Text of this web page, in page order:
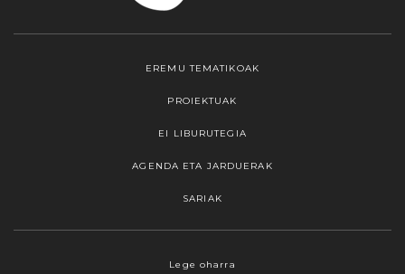
EREMU TEMATIKOAK
PROIEKTUAK
EI LIBURUTEGIA
AGENDA ETA JARDUERAK
SARIAK
Lege oharra
Webgune honek cookieak erabiltzen ditu,